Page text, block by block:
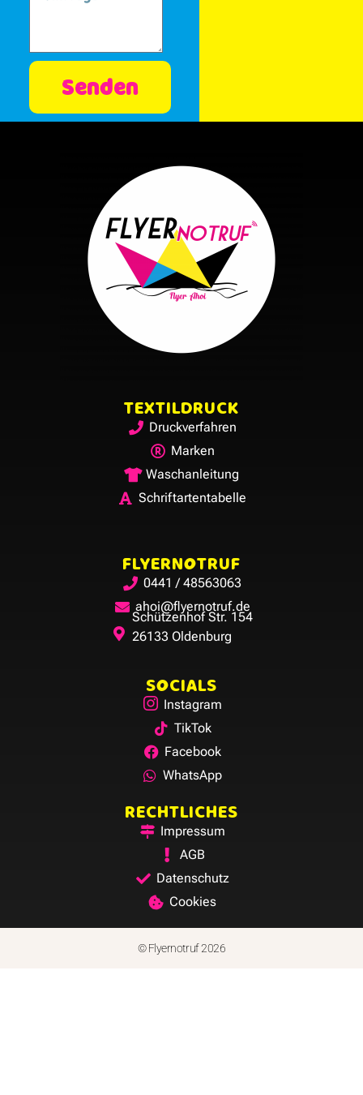
Senden
Alternative:
TEXTILDRUCK
Druckverfahren
Marken
Waschanleitung
Schriftartentabelle
FLYERNOTRUF
0441 / 48563063
ahoi@flyernotruf.de
Schützenhof Str. 154
26133 Oldenburg
SOCIALS
Instagram
TikTok
Facebook
WhatsApp
RECHTLICHES
Impressum
AGB
Datenschutz
Cookies
© Flyernotruf 2026